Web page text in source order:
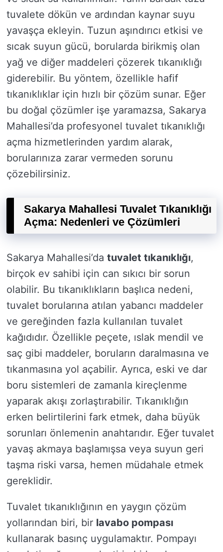
tuvalete dökün ve ardından kaynar suyu
yavaşça ekleyin. Tuzun aşındırıcı etkisi ve
sıcak suyun gücü, borularda birikmiş olan
yağ ve diğer maddeleri çözerek tıkanıklığı
giderebilir. Bu yöntem, özellikle hafif
tıkanıklıklar için hızlı bir çözüm sunar. Eğer
bu doğal çözümler işe yaramazsa, Sakarya
Mahallesi’da profesyonel tuvalet tıkanıklığı
açma hizmetlerinden yardım alarak,
borularınıza zarar vermeden sorunu
çözebilirsiniz.
Sakarya Mahallesi Tuvalet Tıkanıklığı
Açma: Nedenleri ve Çözümleri
Sakarya Mahallesi’da tuvalet tıkanıklığı,
birçok ev sahibi için can sıkıcı bir sorun
olabilir. Bu tıkanıklıkların başlıca nedeni,
tuvalet borularına atılan yabancı maddeler
ve gereğinden fazla kullanılan tuvalet
kağıdıdır. Özellikle peçete, ıslak mendil ve
saç gibi maddeler, boruların daralmasına ve
tıkanmasına yol açabilir. Ayrıca, eski ve dar
boru sistemleri de zamanla kireçlenme
yaparak akışı zorlaştırabilir. Tıkanıklığın
erken belirtilerini fark etmek, daha büyük
sorunları önlemenin anahtarıdır. Eğer tuvalet
yavaş akmaya başlamışsa veya suyun geri
taşma riski varsa, hemen müdahale etmek
gereklidir.
Tuvalet tıkanıklığının en yaygın çözüm
yollarından biri, bir lavabo pompası
kullanarak basınç uygulamaktır. Pompayı